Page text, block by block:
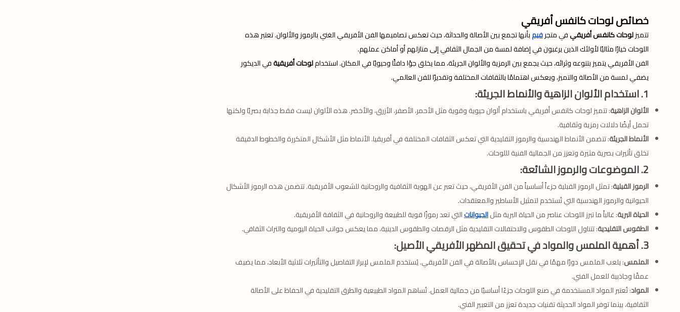
خصائص لوحات كانفس أفريقي
تتميزلوحات كانفس أفريقيفي متجرفيمبأنها تجمع بين الأصالة والحداثة، حيث تعكس تصاميمها الفن الأفريقي الغني بالرموز والألوان. تعتبر هذه
اللوحات خيارًا مثاليًا لأولئك الذين يرغبون في إضافة لمسة من الجمال الثقافي إلى منازلهم أو أماكن عملهم.
الفن الأفريقي يتميز بتنوعه وثرائه، حيث يجمع بين الرمزية والألوان الجريئة، مما يخلق جوًا دافئًا وحيويًا في المكان. استخداملوحات أفريقيةفي الديكور
يضفي لمسة من الأصالة والتميز، ويعكس اهتمامًا بالثقافات المختلفة وتقديرًا للفن العالمي.
1. استخدام الألوان الزاهية والأنماط الجريئة:
الألوان الزاهية: تتميز لوحات كانفس أفريقي باستخدام ألوان حيوية وقوية مثل الأحمر، الأصفر، الأزرق، والأخضر. هذه الألوان ليست فقط جذابة بصريًا ولكنها
تحمل أيضًا دلالات رمزية وثقافية.
الأنماط الجريئة: تتضمن الأنماط الهندسية والرموز التقليدية التي تعكس الثقافات المختلفة في أفريقيا. الأنماط مثل الأشكال المتكررة والخطوط الدقيقة
تخلق تأثيرات بصرية مثيرة وتعزز من الجمالية الفنية لللوحات.
2. الموضوعات والرموز الشائعة:
الرموز القبلية: تمثل الرموز القبلية جزءاً أساسياً من الفن الأفريقي، حيث تعبر عن الهوية الثقافية والروحانية للشعوب الأفريقية. تتضمن هذه الرموز الأشكال
الحيوانية والرموز الهندسية التي تُستخدم لتمثيل الأساطير والمعتقدات.
الحياة البرية: غالباً ما تبرز اللوحات عناصر من الحياة البرية مثلالحيواناتالتي تعد رموزًا قوية للطبيعة والروحانية في الثقافة الأفريقية.
الطقوس التقليدية: تتناول اللوحات الطقوس والاحتفالات التقليدية مثل الرقصات والطقوس الدينية، مما يعكس جوانب الحياة اليومية والتراث الثقافي.
3. أهمية الملمس والمواد في تحقيق المظهر الأفريقي الأصيل:
الملمس: يلعب الملمس دورًا مهمًا في نقل الإحساس بالأصالة في الفن الأفريقي. يُستخدم الملمس لإبراز التفاصيل والتأثيرات ثلاثية الأبعاد، مما يضيف
عمقًا وجاذبية للعمل الفني.
المواد: تُعتبر المواد المستخدمة في صنع اللوحات جزءًا أساسيًا من جمالية العمل. تُساهم المواد الطبيعية والطرق التقليدية في الحفاظ على الأصالة
الثقافية، بينما توفر المواد الحديثة تقنيات جديدة تعزز من التعبير الفني.